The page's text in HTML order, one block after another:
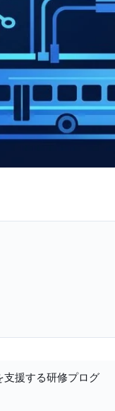
援する研修プログ